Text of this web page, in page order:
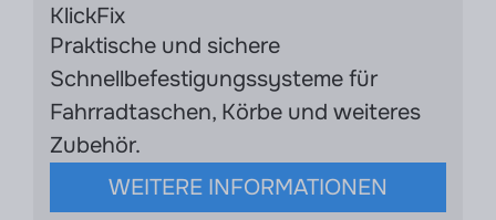
KlickFix
Praktische und sichere
Schnellbefestigungssysteme für
Fahrradtaschen, Körbe und weiteres
Zubehör.
WEITERE INFORMATIONEN